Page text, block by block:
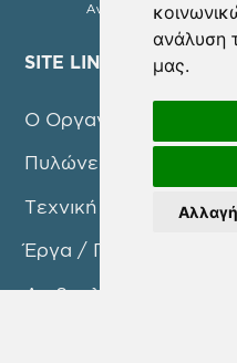
ανάλυση
μας.
SITE LINKS
Ο Οργανισμός
Πυλώνες Δράσης
Τεχνική Υπηρεσία
Έργα / Προγράμματα
Διαβουλεύσεις